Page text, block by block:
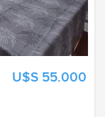
U$S 55.000